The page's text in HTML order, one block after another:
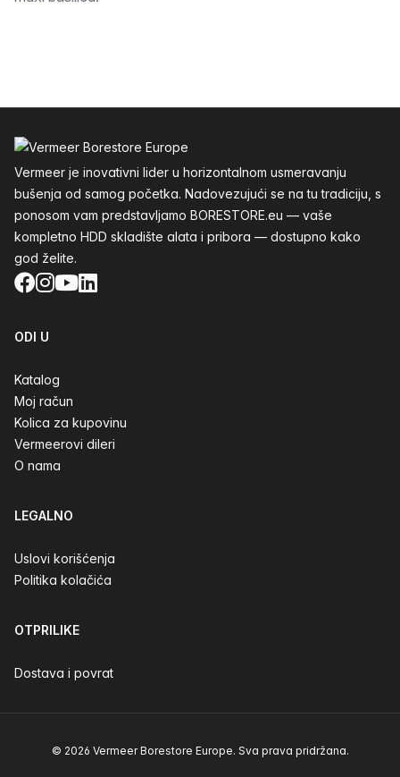
Vermeer je inovativni lider u horizontalnom usmeravanju
bušenja od samog početka. Nadovezujući se na tu tradiciju, s
ponosom vam predstavljamo BORESTORE.eu — vaše
kompletno HDD skladište alata i pribora — dostupno kako
god želite.
Facebook
Instagram
YouTube
LinkedIn
ODI U
Katalog
Moj račun
Kolica za kupovinu
Vermeerovi dileri
O nama
LEGALNO
Uslovi korišćenja
Politika kolačića
OTPRILIKE
Dostava i povrat
© 2026 Vermeer Borestore Europe. Sva prava pridržana.